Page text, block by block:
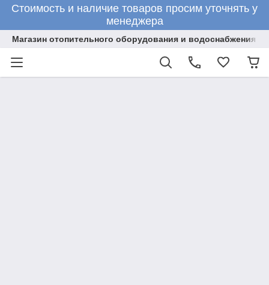
Стоимость и наличие товаров просим уточнять у
менеджера
Магазин отопительного оборудования и водоснабжения